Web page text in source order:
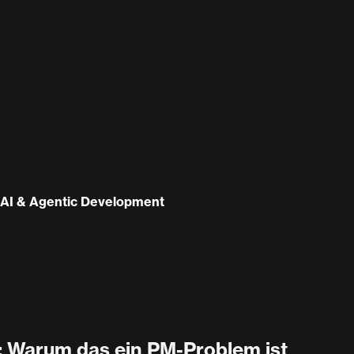
AI & Agentic Development
das ein PM-Problem ist